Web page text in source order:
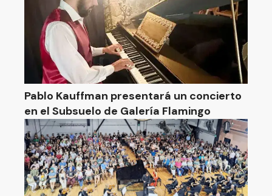
Pablo Kauffman presentará un concierto
en el Subsuelo de Galería Flamingo